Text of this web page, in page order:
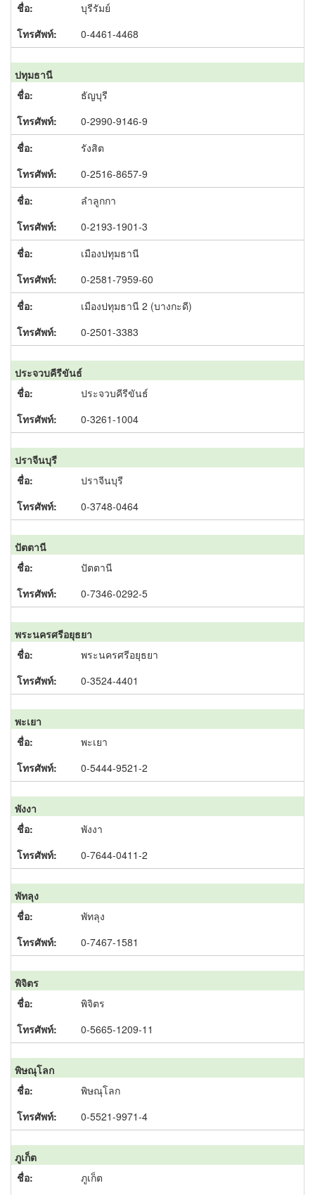
บุรีรัมย์
0-4461-4468
ปทุมธานี
ธัญบุรี
0-2990-9146-9
รังสิต
0-2516-8657-9
ลำลูกกา
0-2193-1901-3
เมืองปทุมธานี
0-2581-7959-60
เมืองปทุมธานี 2 (บางกะดี)
0-2501-3383
ประจวบคีรีขันธ์
ประจวบคีรีขันธ์
0-3261-1004
ปราจีนบุรี
ปราจีนบุรี
0-3748-0464
ปัตตานี
ปัตตานี
0-7346-0292-5
พระนครศรีอยุธยา
พระนครศรีอยุธยา
0-3524-4401
พะเยา
พะเยา
0-5444-9521-2
พังงา
พังงา
0-7644-0411-2
พัทลุง
พัทลุง
0-7467-1581
พิจิตร
พิจิตร
0-5665-1209-11
พิษณุโลก
พิษณุโลก
0-5521-9971-4
ภูเก็ต
ภูเก็ต